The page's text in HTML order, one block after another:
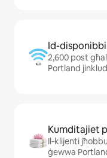
Id-
2,600 post
Portland
Kumditajiet
Il-klijenti
ġewwa